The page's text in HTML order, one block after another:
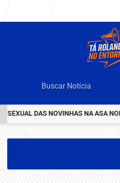
DAS NOVINHAS NA ASA NORTE